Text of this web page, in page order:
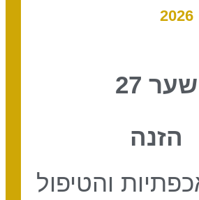
שער 27
הזנה
והטיפול